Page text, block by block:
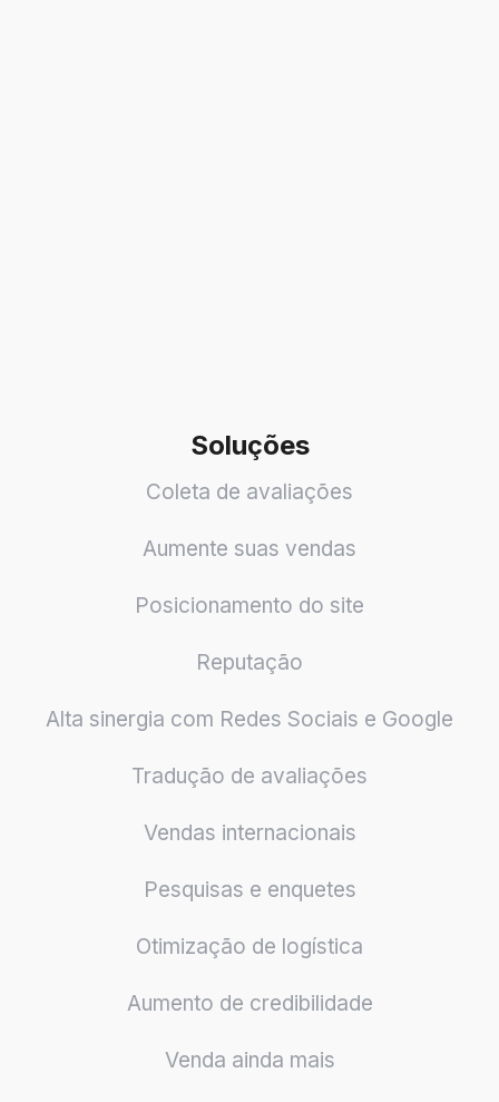
Soluções
Coleta de avaliações
Aumente suas vendas
Posicionamento do site
Reputação
Alta sinergia com Redes Sociais e Google
Tradução de avaliações
Vendas internacionais
Pesquisas e enquetes
Otimização de logística
Aumento de credibilidade
Venda ainda mais